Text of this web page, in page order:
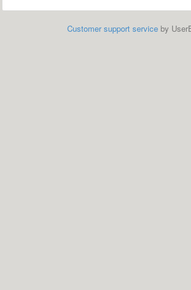
Customer support service by